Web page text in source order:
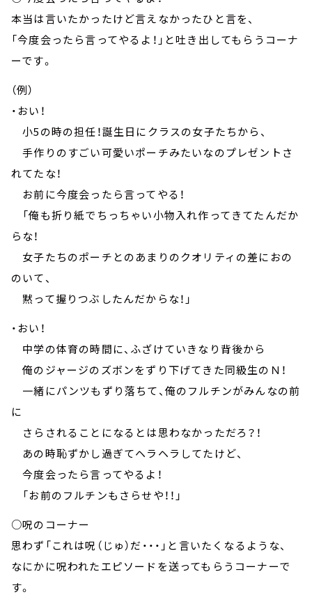
本当は言いたかったけど言えなかったひと言を、
「今度会ったら言ってやるよ！」と吐き出してもらうコーナ
ーです。
（例）
・おい！
小5の時の担任！誕生日にクラスの女子たちから、
手作りのすごい可愛いポーチみたいなのプレゼントさ
れてたな！
お前に今度会ったら言ってやる！
「俺も折り紙でちっちゃい小物入れ作ってきてたんだか
らな！
女子たちのポーチとのあまりのクオリティの差におの
のいて、
黙って握りつぶしたんだからな！」
・おい！
中学の体育の時間に、ふざけていきなり背後から
俺のジャージのズボンをずり下げてきた同級生のＮ！
一緒にパンツもずり落ちて、俺のフルチンがみんなの前
に
さらされることになるとは思わなかっただろ？！
あの時恥ずかし過ぎてヘラヘラしてたけど、
今度会ったら言ってやるよ！
「お前のフルチンもさらせや！！」
○呪のコーナー
思わず「これは呪（じゅ）だ・・・」と言いたくなるような、
なにかに呪われたエピソードを送ってもらうコーナーで
す。